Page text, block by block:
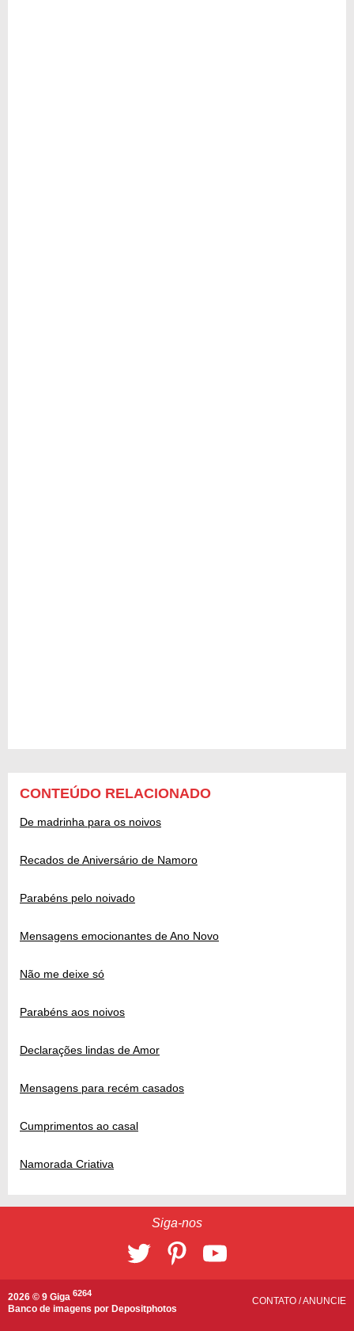
CONTEÚDO RELACIONADO
De madrinha para os noivos
Recados de Aniversário de Namoro
Parabéns pelo noivado
Mensagens emocionantes de Ano Novo
Não me deixe só
Parabéns aos noivos
Declarações lindas de Amor
Mensagens para recém casados
Cumprimentos ao casal
Namorada Criativa
Siga-nos
2026 © 9 Giga 6264
Banco de imagens por Depositphotos
CONTATO /ANUNCIE